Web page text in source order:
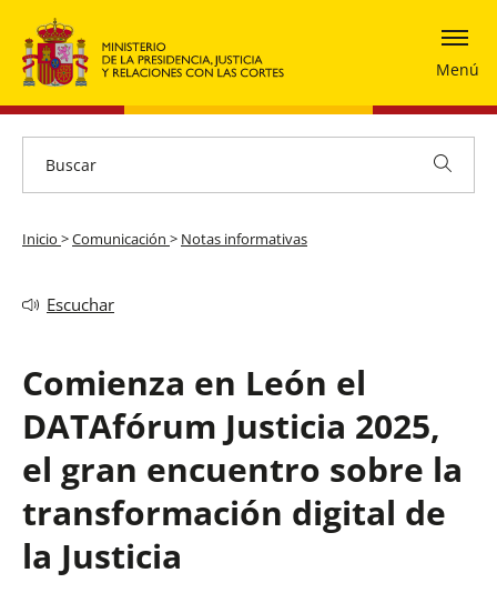
Menú
Inicio >Comunicación > Notas informativas
Escuchar
Comienza en León el
DATAfórum Justicia 2025,
el gran encuentro sobre la
transformación digital de
la Justicia